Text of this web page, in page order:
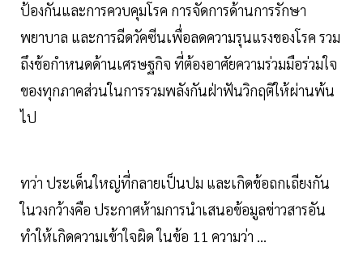
ป้องกันและการควบคุมโรค การจัดการด้านการรักษา
พยาบาล และการฉีดวัคซีนเพื่อลดความรุนแรงของโรค รวม
ถึงข้อกำหนดด้านเศรษฐกิจ ที่ต้องอาศัยความร่วมมือร่วมใจ
ของทุกภาคส่วนในการรวมพลังกันฝ่าฟันวิกฤติให้ผ่านพ้น
ไป
ทว่า ประเด็นใหญ่ที่กลายเป็นปม และเกิดข้อถกเถียงกัน
ในวงกว้างคือ ประกาศห้ามการนำเสนอข้อมูลข่าวสารอัน
ทำให้เกิดความเข้าใจผิด ในข้อ 11 ความว่า ...